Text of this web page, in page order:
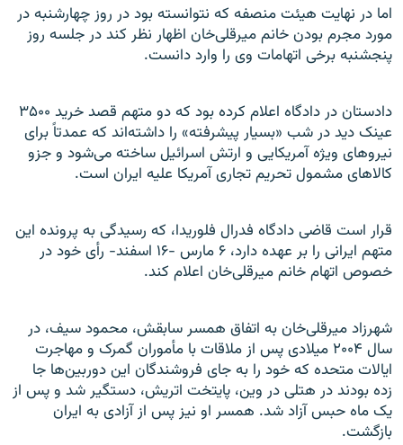
اما در نهایت هیئت منصفه که نتوانسته بود در روز چهارشنبه در
مورد مجرم بودن خانم میر‌قلی‌خان اظهار نظر کند در جلسه روز
پنجشنبه برخی اتهامات وی را وارد دانست.
دادستان در دادگاه اعلام کرده بود که دو متهم قصد خرید ۳۵۰۰
عینک دید در شب «بسیار پیشرفته» را داشته‌اند که عمدتاً برای
نیروهای ویژه آمریکایی و ارتش اسرائیل ساخته می‌شود و جزو
کالاهای مشمول تحریم تجاری آمریکا علیه ایران است.
قرار است قاضی دادگاه فدرال فلوریدا، که رسیدگی به پرونده این
متهم ایرانی را بر عهده دارد، ۶ مارس -۱۶ اسفند- رأی خود در
خصوص اتهام خانم میرقلی‌خان اعلام کند.
شهرزاد میرقلی‌خان به اتفاق همسر سابقش، محمود سیف، در
سال ۲۰۰۴ میلادی پس از ملاقات با مأموران گمرک و مهاجرت
ایالات متحده که خود را به جای فروشندگان این دوربین‌ها جا
زده بودند در هتلی در وین، پایتخت اتریش، دستگیر شد و پس از
یک ماه حبس آزاد شد. همسر او نیز پس از آزادی به ایران
بازگشت.